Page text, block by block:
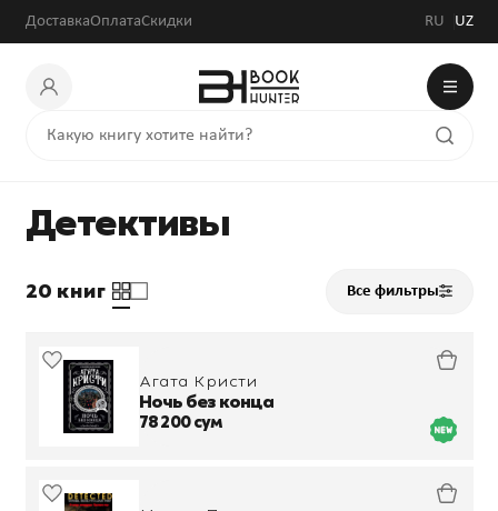
ДоставкаОплатаСкидки RU UZ
Детективы
20 книг Все фильтры
Агата Кристи
Ночь без конца
78 200 сум